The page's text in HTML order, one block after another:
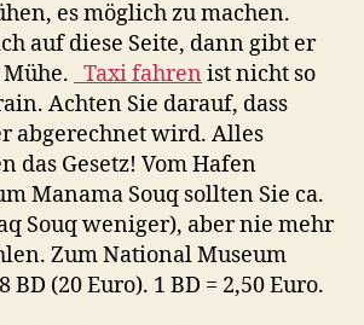
es möglich zu machen.
auf diese Seite, dann gibt er
Taxi fahren ist nicht so
Achten Sie darauf, dass
abgerechnet wird. Alles
das Gesetz! Vom Hafen
Manama Souq sollten Sie ca.
Souq weniger), aber nie mehr
Zum National Museum
(20 Euro). 1 BD = 2,50 Euro.